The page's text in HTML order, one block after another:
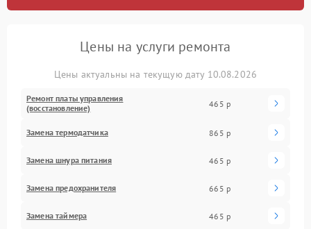
Цены на услуги ремонта
Цены актуальны на текущую дату 10.08.2026
Ремонт платы управления
(восстановление)
465 р
Замена термодатчика 865 р
Замена шнура питания 465 р
Замена предохранителя 665 р
Замена таймера 465 р